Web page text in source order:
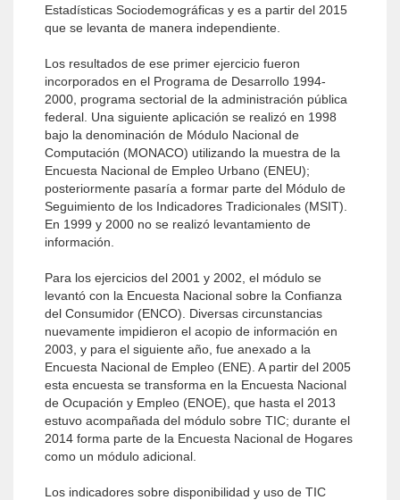
Estadísticas Sociodemográficas y es a partir del 2015
que se levanta de manera independiente.
Los resultados de ese primer ejercicio fueron
incorporados en el Programa de Desarrollo 1994-
2000, programa sectorial de la administración pública
federal. Una siguiente aplicación se realizó en 1998
bajo la denominación de Módulo Nacional de
Computación (MONACO) utilizando la muestra de la
Encuesta Nacional de Empleo Urbano (ENEU);
posteriormente pasaría a formar parte del Módulo de
Seguimiento de los Indicadores Tradicionales (MSIT).
En 1999 y 2000 no se realizó levantamiento de
información.
Para los ejercicios del 2001 y 2002, el módulo se
levantó con la Encuesta Nacional sobre la Confianza
del Consumidor (ENCO). Diversas circunstancias
nuevamente impidieron el acopio de información en
2003, y para el siguiente año, fue anexado a la
Encuesta Nacional de Empleo (ENE). A partir del 2005
esta encuesta se transforma en la Encuesta Nacional
de Ocupación y Empleo (ENOE), que hasta el 2013
estuvo acompañada del módulo sobre TIC; durante el
2014 forma parte de la Encuesta Nacional de Hogares
como un módulo adicional.
Los indicadores sobre disponibilidad y uso de TIC